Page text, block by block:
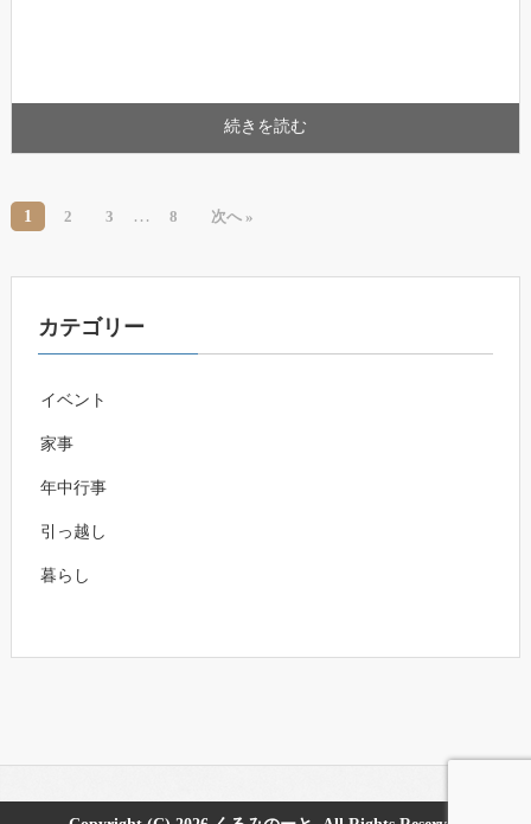
続きを読む
1 2 3 … 8 次へ »
カテゴリー
イベント
家事
年中行事
引っ越し
暮らし